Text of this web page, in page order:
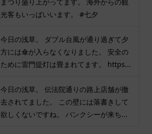
光客もいっぱいいます。 #七夕
今日の浅草。 ダブル台風が通り過ぎて夕
方には傘が入らなくなりました。 安全の
ために雷門提灯は畳まれてます。 https...
今日の浅草。 伝法院通りの路上店舗が撤
去されてました。 この壁には落書きして
欲しくないですね。 バンクシーが来ち...